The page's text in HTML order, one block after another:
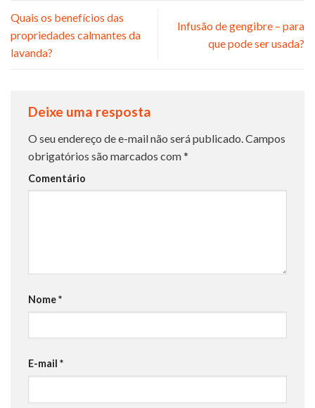
Quais os benefícios das
propriedades calmantes da
lavanda?
Infusão de gengibre – para
que pode ser usada?
Deixe uma resposta
O seu endereço de e-mail não será publicado. Campos
obrigatórios são marcados com*
Comentário
Nome*
E-mail *